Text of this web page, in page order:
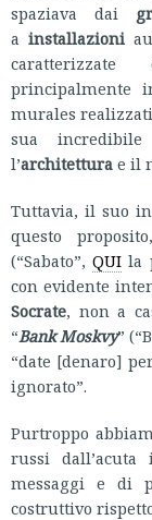
spaziava dai
ainstallazioni
principalmente
murales
sua
l’architettura e il
Tuttavia, il suo
questo
(“Sabato”,QUI la
con evidente
Socrate, non a
“Bank Moskvy”
“date [denaro]
ignorato”.
Purtroppo
russi
messaggi e di
costruttivo